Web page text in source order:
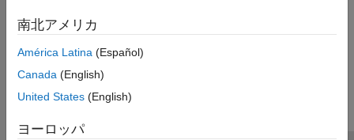
南北アメリカ
América Latina (Español)
Canada (English)
United States (English)
ヨーロッパ